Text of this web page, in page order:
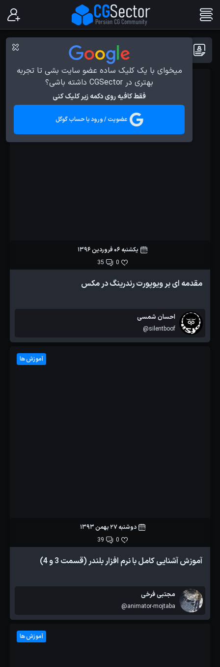
میخوای با یک کلیک ساده عضو سایت بشی تا تجربه
بهتری در CGSector داشته باشی؟
فقط کافیه روی دکمه زیر کلیک کنی
عضویت / ورود با حساب گوگل
پست ها با برچسب : رندرینگ
یکشنبه 06 فروردین 1396
0
35
مقدمه ای بر ویوپورت رندرینگ در مکس
احسان شمسی
@silentboof
آموزش ها
دوشنبه 27 بهمن 1393
0
39
آموزش آشنایی کامل با نرم افزار بلندر (قسمت 3 و 4)
مجتبی فرخی
@animator-mojtaba
آموزش ها